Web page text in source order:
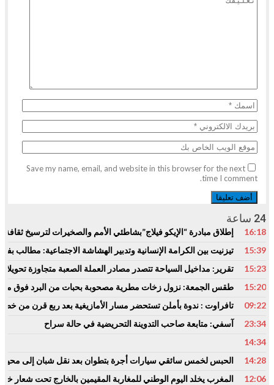
Save my name, email, and website in this browser for the next
time I comment.
24 ساعة
16:18
إطلاق مبادرة “الإيكو فيلاج”بشاطئي الأمم والصخيرات لترسيخ
15:39
تيزنيت بين الكرامة الإنسانية وتدبير الهشاشة الاجتماعية: مطالب
15:23
تقرير: مداخيل السياحة تتصدر مصادر العملة الصعبة متجاوزة تحويلات
15:20
طقس الجمعة: نزول زخات مطرية مصحوبة بحبات من البرد فوق
09:22
تافراوت : ندوة بأملن تستحضر مسار الأمازيغية بعد ربع قرن من
23:34
آسفي: متابعة صاحب التدوينة التحريضية في حالة سراح
14:34
14:28
الحبس لخمس سائقي سيارات أجرة بتطوان بعد نقل شبان إلى محيط
12:06
المغرب يخلد اليوم الوطني للمغاربة المقيمين بالخارج تحت شعار